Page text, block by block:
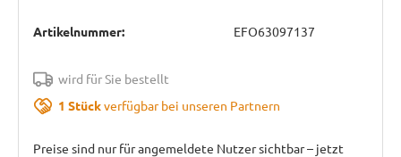
Artikelnummer: EFO63097137
wird für Sie bestellt
1 Stückverfügbar bei unseren Partnern
Preise sind nur für angemeldete Nutzer sichtbar – jetzt